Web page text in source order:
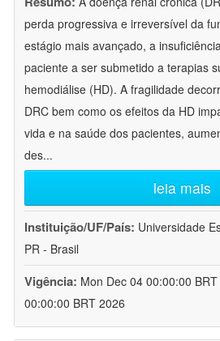
perda progressiva e irreversível da
estágio mais avançado, a
paciente a ser submetido a terapias
hemodiálise (HD). A fragilidade
DRC bem como os efeitos da HD
vida e na saúde dos pacientes,
des...
leia mais
Instituição/UF/País: Universidade
PR - Brasil
Vigência: Mon Dec 04 00:00:00
00:00:00 BRT 2026